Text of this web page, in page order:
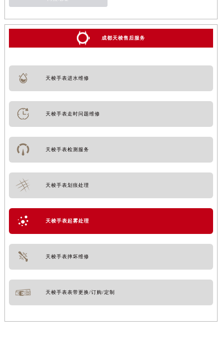
成都天梭售后服务
天梭手表进水维修
天梭手表走时问题维修
天梭手表检测服务
天梭手表划痕处理
天梭手表起雾处理
天梭手表摔坏维修
天梭手表表带更换/订购/定制